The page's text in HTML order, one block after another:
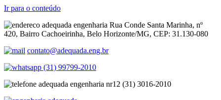
Ir para o conteúdo
Rua Conde Santa Marinha, nº
420, Bairro Cachoeirinha, Belo Horizonte/MG, CEP: 31.130-080
contato@adequada.eng.br
(31) 99799-2010
(31) 3016-2010